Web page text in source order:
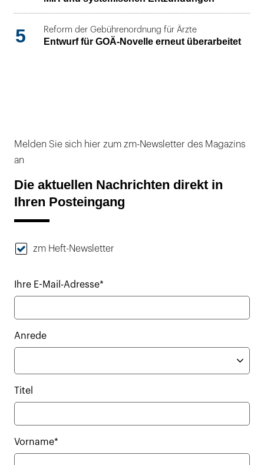
5 Reform der Gebührenordnung für Ärzte
Entwurf für GOÄ-Novelle erneut überarbeitet
Melden Sie sich hier zum zm-Newsletter des Magazins
an
Die aktuellen Nachrichten direkt in
Ihren Posteingang
zm Heft-Newsletter
Ihre E-Mail-Adresse*
Anrede
Titel
Vorname*